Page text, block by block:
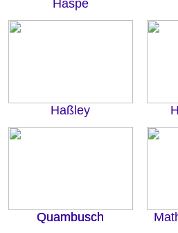
Haspe
Haßley
Quambusch
Quambusch